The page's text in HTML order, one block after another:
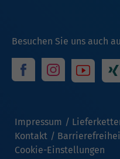
Besuchen Sie uns auch
Impressum
Kontakt
Cookie-Einstellungen